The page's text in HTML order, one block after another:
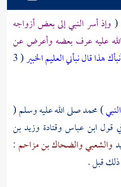
( وإذ أسر النبي إلى بعض أزواجه
الله عليه عرف بعضه وأعرض عن
هذا قال نبأني العليم الخبير ( 3
)محمدصلى الله عليه وسلم (
قول ابن عباسوقتادة وزيد بن
والشعبيوالضحاك بن مزاحم :
ذلك قبل .